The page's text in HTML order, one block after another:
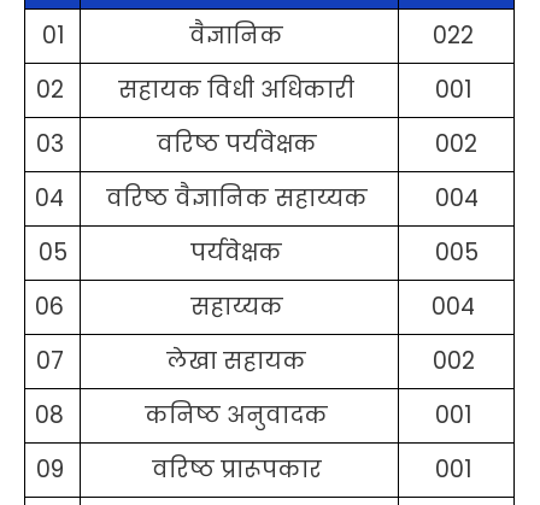
01
वैज्ञानिक
022
02
सहायक विधी अधिकारी
001
03
वरिष्ठ पर्यवेक्षक
002
04
वरिष्ठ वैज्ञानिक सहाय्यक
004
05
पर्यवेक्षक
005
06
सहाय्यक
004
07
लेखा सहायक
002
08
कनिष्ठ अनुवादक
001
09
वरिष्ठ प्रारूपकार
001